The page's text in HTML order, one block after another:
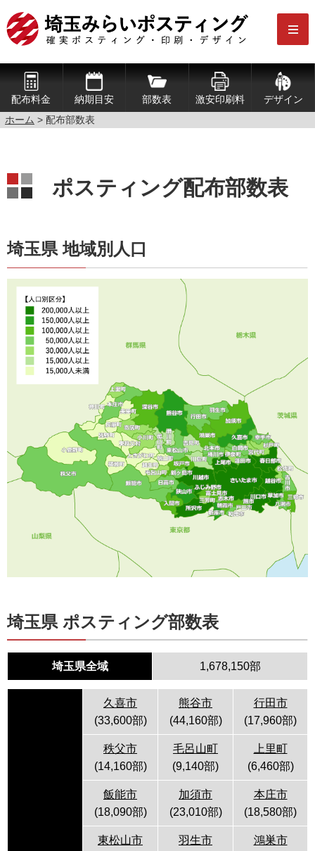
配布料金 納期目安 部数表 激安印刷料
デザイン
ホーム > 配布部数表
ポスティング配布部数表
埼玉県 地域別人口
埼玉県 ポスティング部数表
埼玉県全域 1,678,150部
久喜市
(33,600部)
熊谷市
(44,160部)
行田市
(17,960部)
秩父市
(14,160部)
毛呂山町
(9,140部)
上里町
(6,460部)
飯能市
(18,090部)
加須市
(23,010部)
本庄市
(18,580部)
東松山市
羽生市
鴻巣市